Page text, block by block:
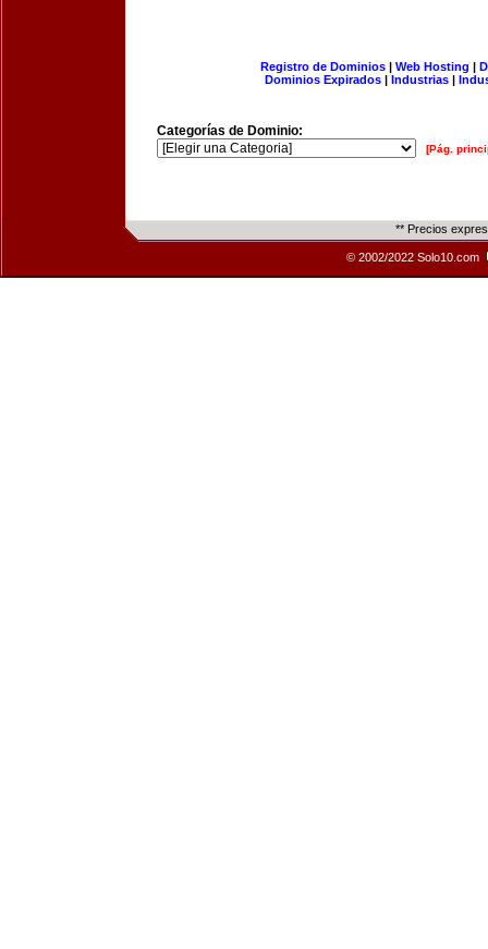
Registro de Dominios| Web Hosting |
Dominios Expirados | Industrias |
Categorías de Dominio:
[Pág.
** Precios
© 2002/2022 Solo10.com